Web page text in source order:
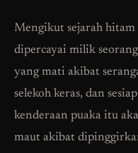
Mengikut sejarah hitam
dipercayai milik
yang mati akibat
selekoh keras, dan
kenderaan puaka itu
maut akibat